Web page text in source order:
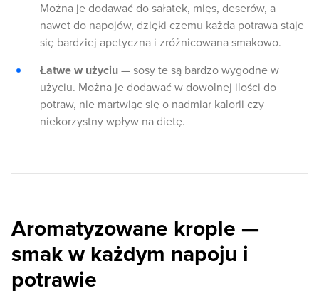
Można je dodawać do sałatek, mięs, deserów, a
nawet do napojów, dzięki czemu każda potrawa staje
się bardziej apetyczna i zróżnicowana smakowo.
Łatwe w użyciu — sosy te są bardzo wygodne w
użyciu. Można je dodawać w dowolnej ilości do
potraw, nie martwiąc się o nadmiar kalorii czy
niekorzystny wpływ na dietę.
Aromatyzowane krople —
smak w każdym napoju i
potrawie